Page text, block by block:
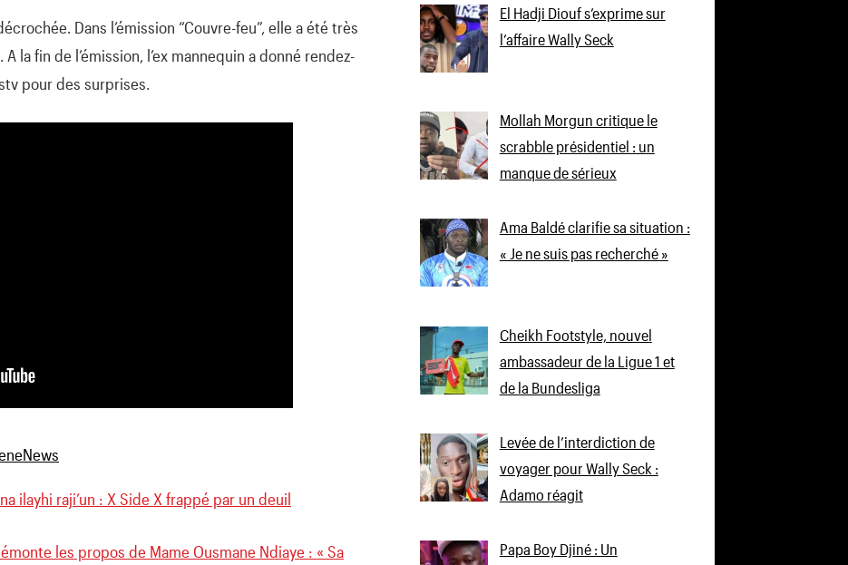
Dans l’émission “Couvre-feu”, elle a été très
la fin de l’émission, l’ex mannequin a donné rendez-
pour des surprises.
ilayhi raji’un : X Side X frappé par un deuil
les propos de Mame Ousmane Ndiaye : « Sa
El Hadji Diouf s’exprime sur
l’affaire Wally Seck
Mollah Morgun critique le
scrabble présidentiel : un
manque de sérieux
Ama Baldé clarifie sa situation :
« Je ne suis pas recherché »
Cheikh Footstyle, nouvel
ambassadeur de la Ligue 1 et
de la Bundesliga
Levée de l’interdiction de
voyager pour Wally Seck :
Adamo réagit
Papa Boy Djiné : Un